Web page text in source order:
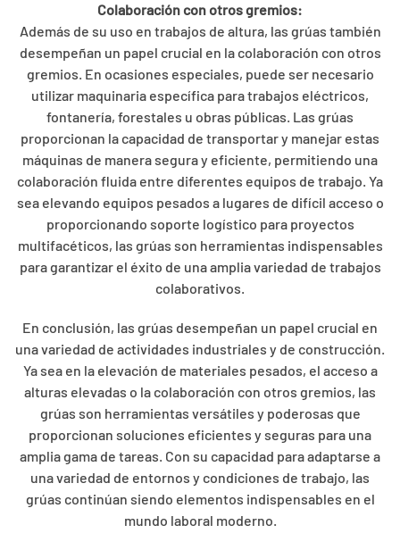
Colaboración con otros gremios:
Además de su uso en trabajos de altura, las grúas también
desempeñan un papel crucial en la colaboración con otros
gremios. En ocasiones especiales, puede ser necesario
utilizar maquinaria específica para trabajos eléctricos,
fontanería, forestales u obras públicas. Las grúas
proporcionan la capacidad de transportar y manejar estas
máquinas de manera segura y eficiente, permitiendo una
colaboración fluida entre diferentes equipos de trabajo. Ya
sea elevando equipos pesados a lugares de difícil acceso o
proporcionando soporte logístico para proyectos
multifacéticos, las grúas son herramientas indispensables
para garantizar el éxito de una amplia variedad de trabajos
colaborativos.
En conclusión, las grúas desempeñan un papel crucial en
una variedad de actividades industriales y de construcción.
Ya sea en la elevación de materiales pesados, el acceso a
alturas elevadas o la colaboración con otros gremios, las
grúas son herramientas versátiles y poderosas que
proporcionan soluciones eficientes y seguras para una
amplia gama de tareas. Con su capacidad para adaptarse a
una variedad de entornos y condiciones de trabajo, las
grúas continúan siendo elementos indispensables en el
mundo laboral moderno.